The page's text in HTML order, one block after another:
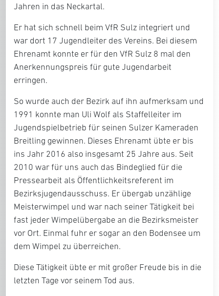
Jahren in das Neckartal.
Er hat sich schnell beim VfR Sulz integriert und
war dort 17 Jugendleiter des Vereins. Bei diesem
Ehrenamt konnte er für den VfR Sulz 8 mal den
Anerkennungspreis für gute Jugendarbeit
erringen.
So wurde auch der Bezirk auf ihn aufmerksam und
1991 konnte man Uli Wolf als Staffelleiter im
Jugendspielbetrieb für seinen Sulzer Kameraden
Breitling gewinnen. Dieses Ehrenamt übte er bis
ins Jahr 2016 also insgesamt 25 Jahre aus. Seit
2010 war für uns auch das Bindeglied für die
Pressearbeit als Öffentlichkeitsreferent im
Bezirksjugendausschuss. Er übergab unzählige
Meisterwimpel und war nach seiner Tätigkeit bei
fast jeder Wimpelübergabe an die Bezirksmeister
vor Ort. Einmal fuhr er sogar an den Bodensee um
dem Wimpel zu überreichen.
Diese Tätigkeit übte er mit großer Freude bis in die
letzten Tage vor seinem Tod aus.